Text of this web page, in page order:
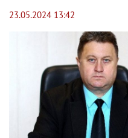
23.05.2024 13:42